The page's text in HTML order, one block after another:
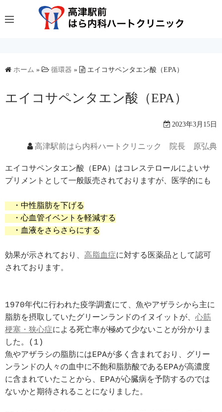
ン
へ
キ
ホーム » 循環器 » エイコサペンタエン酸（EPA）
エイコサペンタエン酸（EPA）
2023年3月15日
高津駅前はら内科ハートクリニック 院長 原弘典
エイコサペンタエン酸（EPA）はコレステロールによいサ
プリメントとして一般販売されておりますが、医学的にも
・中性脂肪を下げる
・心血管イベントを軽減する
・血液をさらさらにする
効果が示されており、 高脂血症に対する医薬品として認可
されております。
1970年代に行われた疫学調査にて、魚やアザラシから主に
脂肪を摂取していたグリーンランドのイヌイットが、 心筋
梗塞・狭心症による死亡率が極めて少ないことが分かりま
した。(1)
魚やアザラシの脂肪にはEPAが多く含まれており、グリー
ンランドの人々の血中に不飽和脂肪酸であるEPAが高濃度
に含まれていたことから、EPAが心臓病を予防するのでは
ないかと期待されることになりました。